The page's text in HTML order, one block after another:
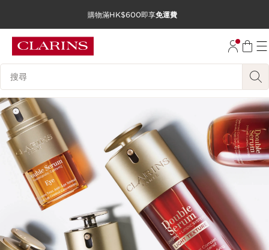
前往頁尾
購物滿HK$600即享免運費
搜尋內容說明